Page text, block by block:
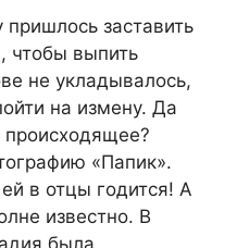
заставить
чтобы выпить
не укладывалось,
на измену. Да
происходящее?
«Папик».
в отцы годится! А
известно. В